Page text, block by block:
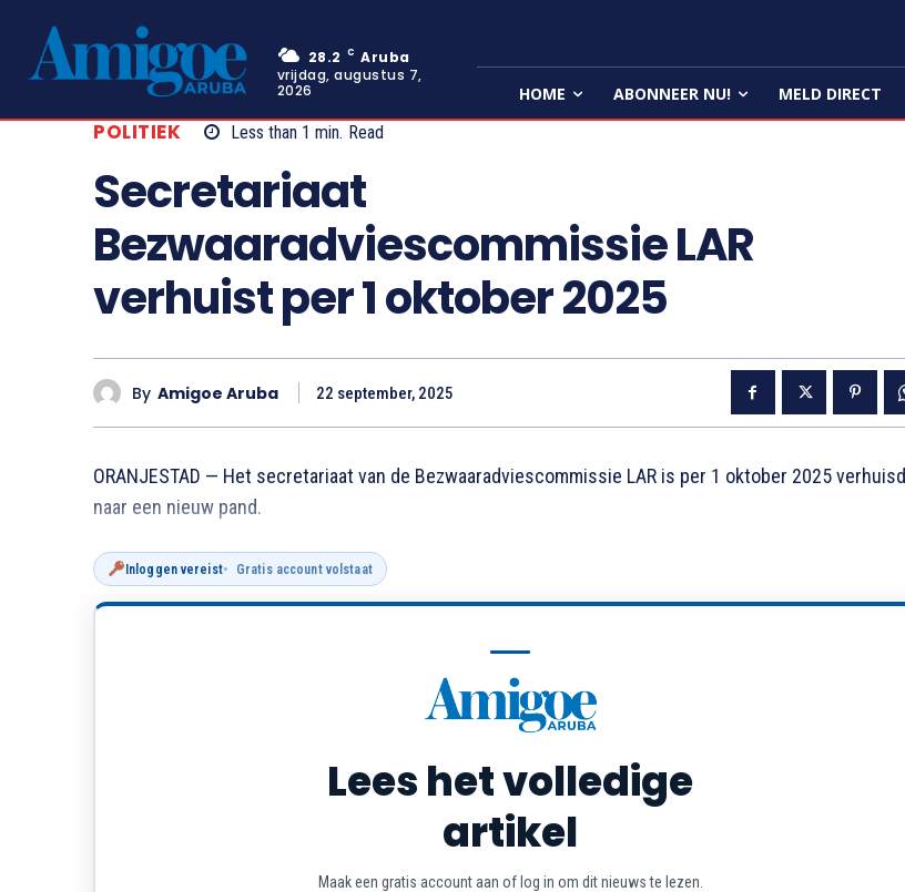
28.2 C Aruba
vrijdag, augustus 7,
2026
HOME ABONNEER NU! MELD DIRECT
POLITIEK Less than 1 min. Read
Secretariaat
Bezwaaradviescommissie LAR
verhuist per 1 oktober 2025
By Amigoe Aruba 22 september, 2025
ORANJESTAD — Het secretariaat van de Bezwaaradviescommissie LAR is per 1 oktober 2025 verhuisd
naar een nieuw pand.
Inloggen vereist Gratis account volstaat
Lees het volledige
artikel
Maak een gratis account aan of log in om dit nieuws te lezen.